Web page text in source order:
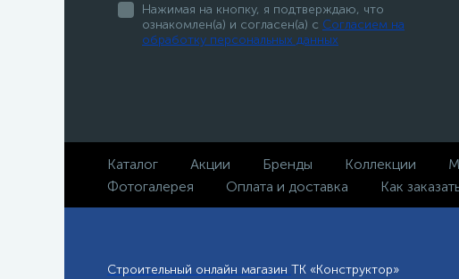
Нажимая на кнопку, я подтверждаю, что
ознакомлен(а) и согласен(а) с Согласием на
обработку персональных данных
Каталог Акции Бренды Коллекции
Фотогалерея
Оплата и доставка Как
Строительный онлайн магазин ТК «Конструктор»